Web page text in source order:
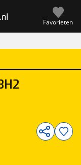
Favorieten